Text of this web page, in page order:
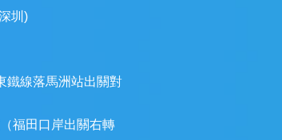
圳)
鐵線落馬洲站出關對
福田口岸出關右轉